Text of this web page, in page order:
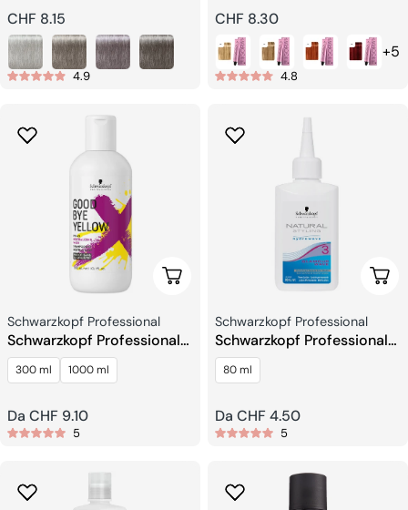
Prezzo
regolare
CHF 8.15
4.9
Prezzo
regolare
CHF 8.30
+5
4.8
Scegli Le Opzioni
Venditore:
Schwarzkopf Professional
Schwarzkopf Professional
Goodbye Yellow Shampoo
300 ml 1000 ml
Prezzo
regolare
Da CHF 9.10
5
Venditore:
Schwarzkopf Professional
Schwarzkopf Professional
Natural Styling Hydrowave
Glamour
80 ml
Prezzo
regolare
Da CHF 4.50
5